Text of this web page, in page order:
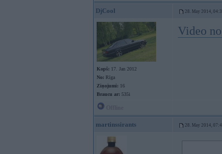
DjCool 28. May 2014,
Kopš: 17. Jan 2012
No: Rīga
Ziņojumi: 16
Braucu ar: 535i
Video
martinssirants 28. May 2014,